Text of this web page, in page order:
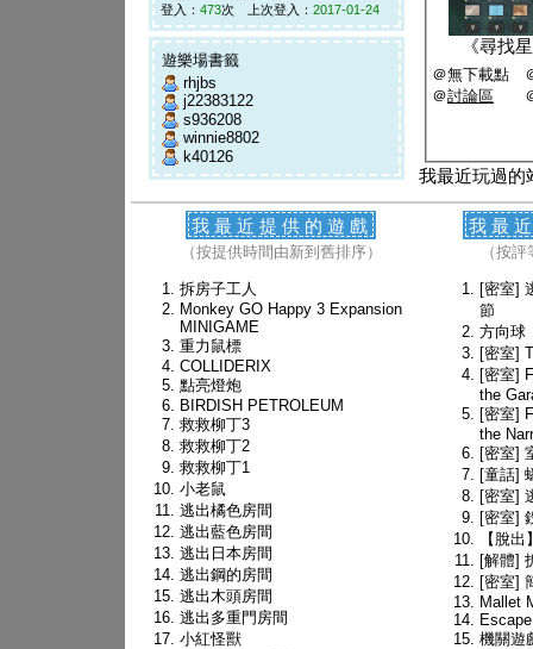
登入： 473次 上次登入： 2017-01-24
遊樂場書籤
rhjbs
j22383122
s936208
winnie8802
k40126
《尋找
＠無下載點
＠討論區
我最近玩過的
我最近提供的遊戲
（按提供時間由新到舊排序）
拆房子工人
Monkey GO Happy 3 Expansion
MINIGAME
重力鼠標
COLLIDERIX
點亮燈炮
BIRDISH PETROLEUM
救救柳丁3
救救柳丁2
救救柳丁1
小老鼠
逃出橘色房間
逃出藍色房間
逃出日本房間
逃出鋼的房間
逃出木頭房間
逃出多重門房間
小紅怪獸
我最
（按
[密室]
節
方向球
[密室]
[密室]
the
[密室]
the
[密室]
[童話]
[密室]
[密室]
【脫
[解體]
[密室]
Mallet
機關遊